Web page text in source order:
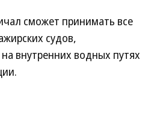
сможет принимать все
судов,
внутренних водных путях